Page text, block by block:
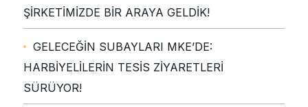
ŞİRKETİMİZDE BİR ARAYA GELDİK!
GELECEĞİN SUBAYLARI MKE’DE:
HARBİYELİLERİN TESİS ZİYARETLERİ
SÜRÜYOR!